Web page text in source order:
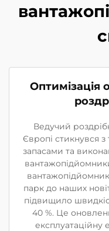
Оптимізація
Ведучий
Європі стикнувся
запасами та
парк до наших
підвищило
40 %. Це
експлуатаційну